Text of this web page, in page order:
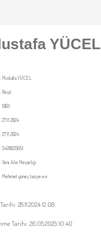
YÜCEL
: Mustafa YÜCEL
: Reşit
1963
:27.11.2024
:27.11.2024
:5426635051
:Yeni Aile Mezarlığı
Mehmet güneş taziye evi
28.11.2024 12:08
Tarihi: 26.05.2025 10:40